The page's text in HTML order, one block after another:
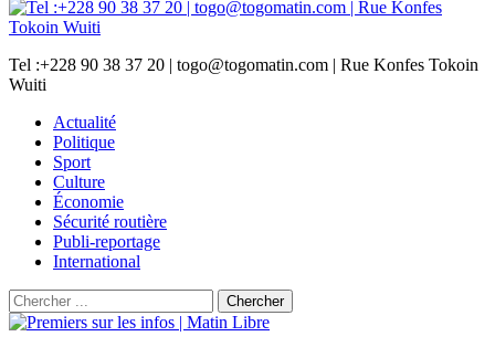
Tel :+228 90 38 37 20 | togo@togomatin.com | Rue Konfes Tokoin
Wuiti
Actualité
Politique
Sport
Culture
Économie
Sécurité routière
Publi-reportage
International